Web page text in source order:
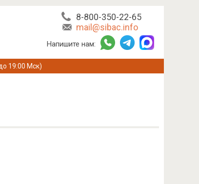
8-800-350-22-65
mail@sibac.info
Напишите нам:
19:00 Мск)